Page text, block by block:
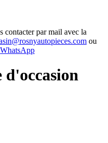
contacter par mail avec la
ou
WhatsApp
d'occasion